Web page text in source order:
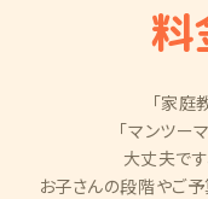
料
「家庭
「マンツー
大丈夫です
お子さんの段階やご